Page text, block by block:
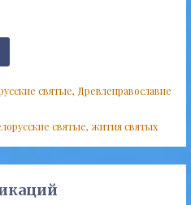
святые, Древлеправославие
святые, жития святых